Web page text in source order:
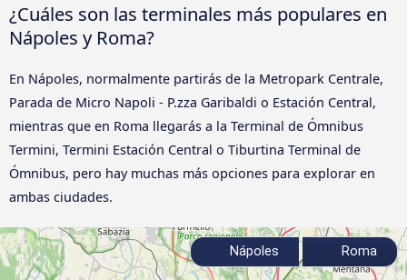
¿Cuáles son las terminales más populares en
Nápoles y Roma?
En Nápoles, normalmente partirás de la Metropark Centrale,
Parada de Micro Napoli - P.zza Garibaldi o Estación Central,
mientras que en Roma llegarás a la Terminal de Ómnibus
Termini, Termini Estación Central o Tiburtina Terminal de
Ómnibus, pero hay muchas más opciones para explorar en
ambas ciudades.
Nápoles Roma